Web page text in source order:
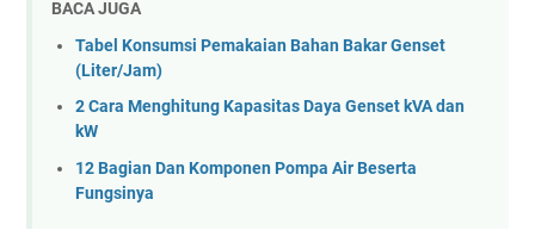
BACA JUGA
Tabel Konsumsi Pemakaian Bahan Bakar Genset
(Liter/Jam)
2 Cara Menghitung Kapasitas Daya Genset kVA dan
kW
12 Bagian Dan Komponen Pompa Air Beserta
Fungsinya